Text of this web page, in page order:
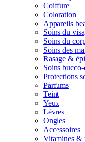
Coiffure
Coloration
Appareils
Soins du
Soins du
Soins des
Rasage &
Soins bucco-
Protections
Parfums
Teint
Yeux
Lèvres
Ongles
Accessoires
Vitamines &